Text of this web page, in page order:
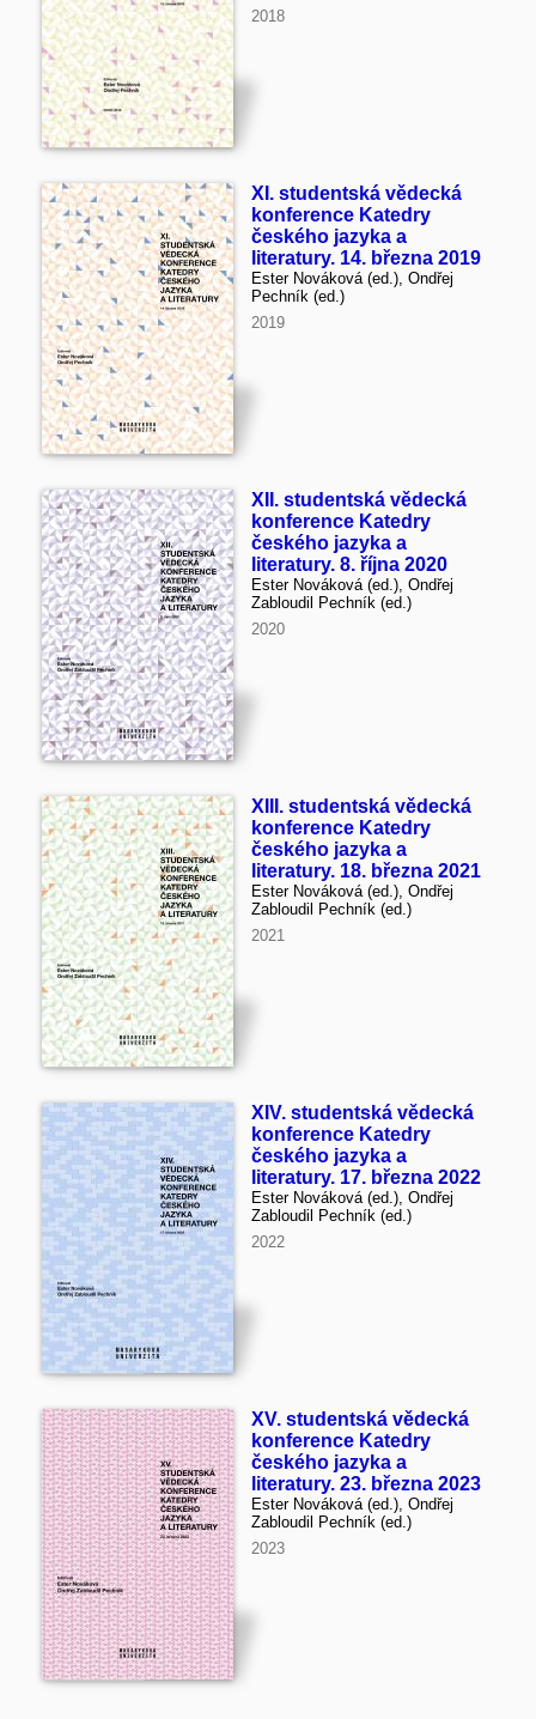
2018
XI. studentská vědecká
konference Katedry
českého jazyka a
literatury. 14. března 2019
Ester Nováková (ed.), Ondřej
Pechník (ed.)
2019
XII. studentská vědecká
konference Katedry
českého jazyka a
literatury. 8. října 2020
Ester Nováková (ed.), Ondřej
Zabloudil Pechník (ed.)
2020
XIII. studentská vědecká
konference Katedry
českého jazyka a
literatury. 18. března 2021
Ester Nováková (ed.), Ondřej
Zabloudil Pechník (ed.)
2021
XIV. studentská vědecká
konference Katedry
českého jazyka a
literatury. 17. března 2022
Ester Nováková (ed.), Ondřej
Zabloudil Pechník (ed.)
2022
XV. studentská vědecká
konference Katedry
českého jazyka a
literatury. 23. března 2023
Ester Nováková (ed.), Ondřej
Zabloudil Pechník (ed.)
2023